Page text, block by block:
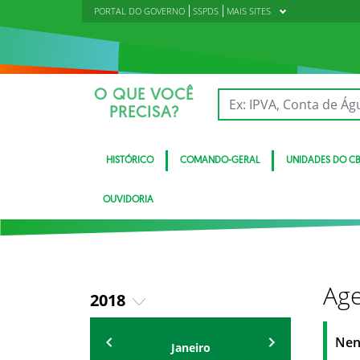
PORTAL DO GOVERNO SSPDS MAIS SITES
O QUE VOCÊ
PRECISA?
HISTÓRICO COMANDO-GERAL UNIDADES DO
OUVIDORIA
2018
2019
Janeiro